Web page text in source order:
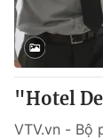
"Hotel
VTV.vn - Bộ